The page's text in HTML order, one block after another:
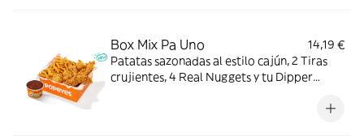
Box Mix Pa Uno
14,19 €
Patatas sazonadas al estilo cajún, 2 Tiras
crujientes, 4 Real Nuggets y tu Dipper